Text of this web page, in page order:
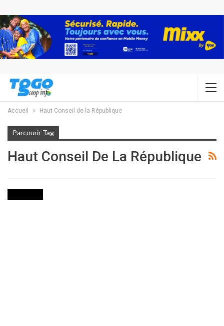
Accueil Haut Conseil de la République
Parcourir Tag
Haut Conseil De La République